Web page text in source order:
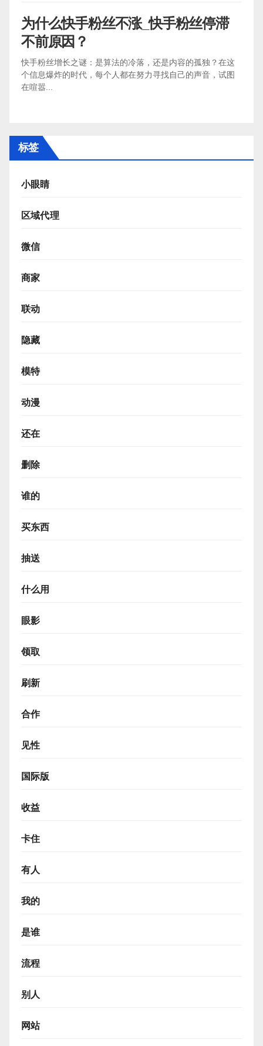
为什么快手粉丝不涨_快手粉丝停滞
不前原因？
快手粉丝增长之谜：是算法的冷落，还是内容的孤独？在这
个信息爆炸的时代，每个人都在努力寻找自己的声音，试图
在喧嚣...
标签
小眼睛
区域代理
微信
商家
联动
隐藏
模特
动漫
还在
删除
谁的
买东西
抽送
什么用
眼影
领取
刷新
合作
见性
国际版
收益
卡住
有人
我的
是谁
流程
别人
网站